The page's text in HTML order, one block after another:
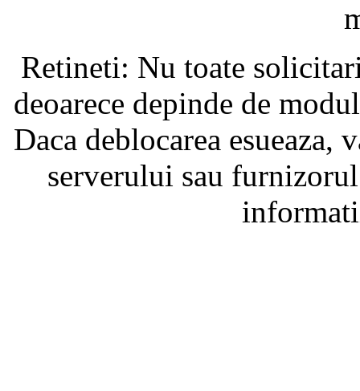
Retineti: Nu toate
deoarece depinde de
Daca deblocarea
serverului sau